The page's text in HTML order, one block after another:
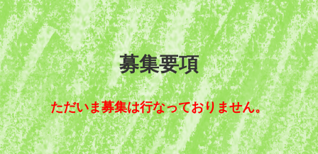
募集要項
ただいま募集は行なっておりません。